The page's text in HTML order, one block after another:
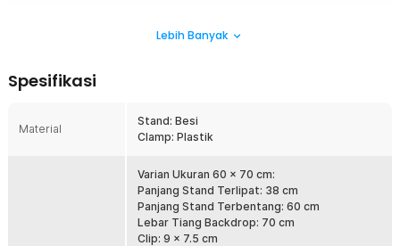
memberi fleksibilitas penuh untuk komposisi foto profesional. Dibuat
tanpa mengorbankan kekuatan.
Desain T-Shape yang Stabil
Desain T-Shape memberikan kestabilan maksimal, menjaga
backdrop tetap tegak dan bebas guncangan. Struktur ini
menciptakan landasan kokoh bagi kreativitas fotografi Anda. Stand
Lebih Banyak
Spesifikasi
Material
Stand: Besi
Clamp: Plastik
Varian Ukuran 60 x 70 cm:
Panjang Stand Terlipat: 38 cm
Panjang Stand Terbentang: 60 cm
Lebar Tiang Backdrop: 70 cm
Clip: 9 x 7.5 cm